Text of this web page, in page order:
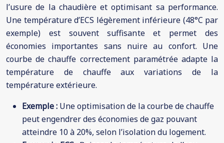
l’usure de la chaudière et optimisant sa performance.
Une température d’ECS légèrement inférieure (48°C par
exemple) est souvent suffisante et permet des
économies importantes sans nuire au confort. Une
courbe de chauffe correctement paramétrée adapte la
température de chauffe aux variations de la
température extérieure.
Exemple : Une optimisation de la courbe de chauffe
peut engendrer des économies de gaz pouvant
atteindre 10 à 20%, selon l’isolation du logement.